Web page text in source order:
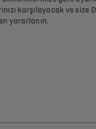
karşılayacak ve size
yararlanın.